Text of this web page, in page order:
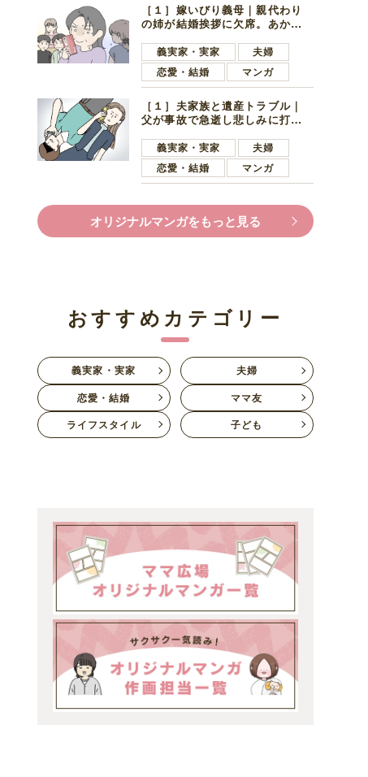
［１］嫁いびり義母｜親代わり
の姉が結婚挨拶に欠席。あから
義実家・実家
夫婦
恋愛・結婚
マンガ
［１］夫家族と遺産トラブル｜
父が事故で急逝し悲しみに打ち
ます夫
義実家・実家
夫婦
恋愛・結婚
マンガ
オリジナルマンガをもっと見る
おすすめカテゴリー
義実家・実家
夫婦
恋愛・結婚
ママ友
ライフスタイル
子ども